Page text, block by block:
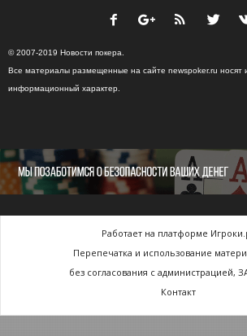
© 2007-2019 Новости покера.
Все материалы размещенные на сайте newspoker.ru носят
информационный характер.
Работает на платформе
Перепечатка и использование
без согласования с администрацией,
Контакт